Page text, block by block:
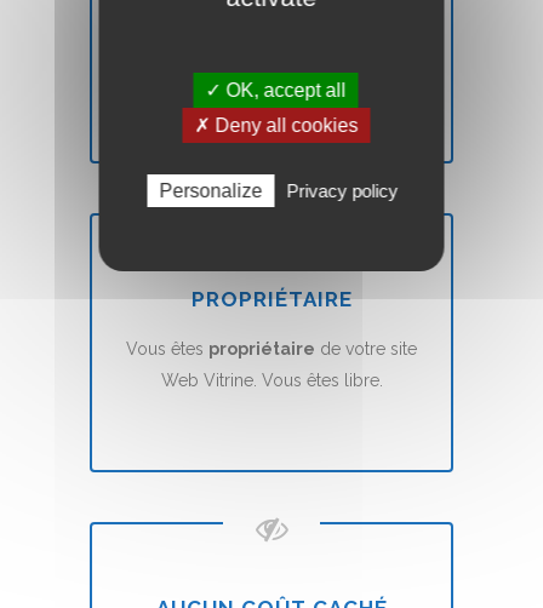
remboursonssans aucune condition.
PROPRIÉTAIRE
Vous êtes propriétaire de votre site
Web Vitrine. Vous êtes libre.
✓ OK, accept all
✗ Deny all cookies
Personalize Privacy policy